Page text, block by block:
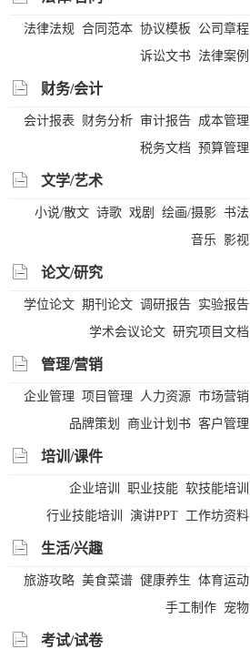
法律法规 合同范本 协议模板
公司章程
诉讼文书 法律案例
财务/会计
会计报表 财务分析 审计报告 成本管理
税务文档 预算管理
文学/艺术
小说/散文 诗歌 戏剧 绘画/摄影 书法
音乐
影视
论文/研究
学位论文 期刊论文 调研报告 实验报告
学术会议论文 研究项目文档
管理/营销
企业管理 项目管理 人力资源 市场营销
品牌策划
商业计划书 客户管理
培训/课件
企业培训 职业技能 软技能培训
行业技能培训
演讲PPT 工作坊资料
生活/兴趣
旅游攻略 美食菜谱 健康养生 体育运动
手工制作 宠物
考试/试卷